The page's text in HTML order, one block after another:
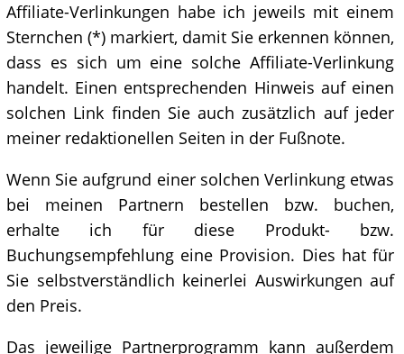
Affiliate-Verlinkungen habe ich jeweils mit einem
Sternchen (*) markiert, damit Sie erkennen können,
dass es sich um eine solche Affiliate-Verlinkung
handelt. Einen entsprechenden Hinweis auf einen
solchen Link finden Sie auch zusätzlich auf jeder
meiner redaktionellen Seiten in der Fußnote.
Wenn Sie aufgrund einer solchen Verlinkung etwas
bei meinen Partnern bestellen bzw. buchen,
erhalte ich für diese Produkt- bzw.
Buchungsempfehlung eine Provision. Dies hat für
Sie selbstverständlich keinerlei Auswirkungen auf
den Preis.
Das jeweilige Partnerprogramm kann außerdem